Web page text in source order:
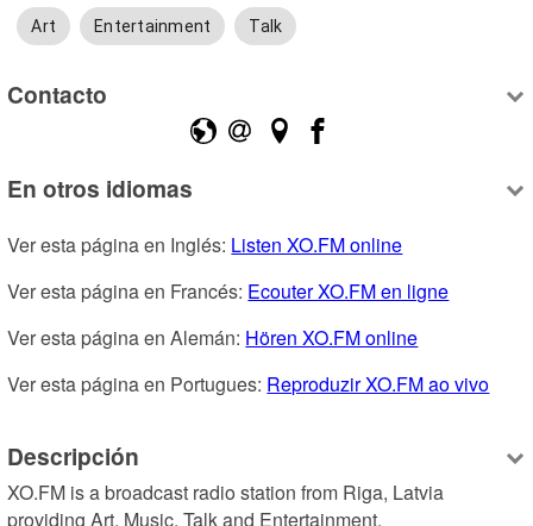
Art Entertainment Talk
Contacto
En otros idiomas
Ver esta página en Inglés: Listen XO.FM online
Ver esta página en Francés: Ecouter XO.FM en ligne
Ver esta página en Alemán: Hören XO.FM online
Ver esta página en Portugues: Reproduzir XO.FM ao vivo
Descripción
XO.FM is a broadcast radio station from Riga, Latvia
providing Art, Music, Talk and Entertainment.